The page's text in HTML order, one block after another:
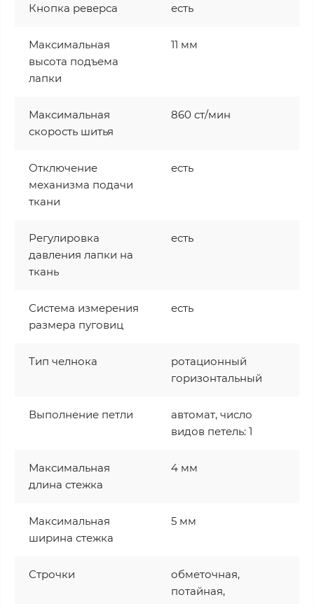
Кнопка реверса есть
Максимальная
высота подъема
лапки
11 мм
Максимальная
скорость шитья
860 ст/мин
Отключение
механизма подачи
ткани
есть
Регулировка
давления лапки на
ткань
есть
Система измерения
размера пуговиц
есть
Тип челнока
ротационный
горизонтальный
Выполнение петли
автомат, число
видов петель: 1
Максимальная
длина стежка
4 мм
Максимальная
ширина стежка
5 мм
Строчки
обметочная,
потайная,